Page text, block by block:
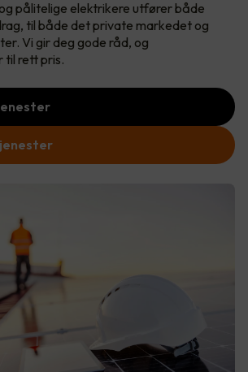
pålitelige elektrikere utfører både
til både det private markedet og
Vi gir deg gode råd, og
til rett pris.